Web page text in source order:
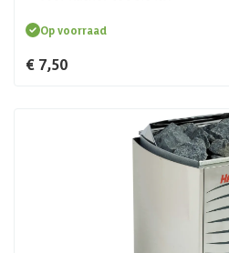
Op voorraad
€ 7,50